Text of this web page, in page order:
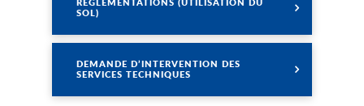
SOL)
DEMANDE D’INTERVENTION DES
SERVICES TECHNIQUES